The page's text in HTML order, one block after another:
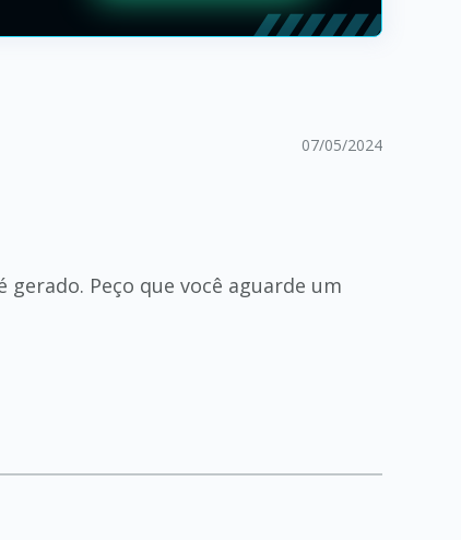
07/05/2024
Peço que você aguarde um